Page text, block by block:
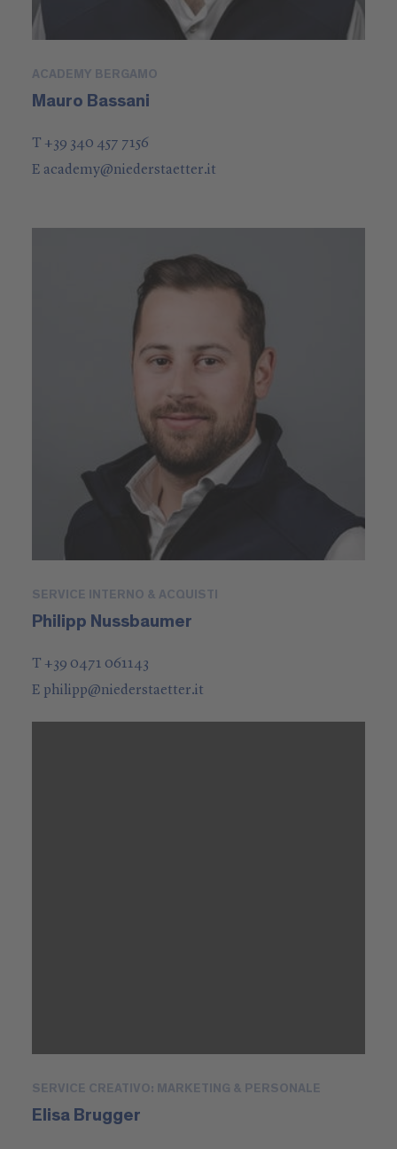
ACADEMY BERGAMO
Mauro Bassani
T +39 340 457 7156
E academy@niederstaetter.it
SERVICE INTERNO & ACQUISTI
Philipp Nussbaumer
T +39 0471 061143
E philipp@niederstaetter.it
SERVICE CREATIVO: MARKETING & PERSONALE
Elisa Brugger